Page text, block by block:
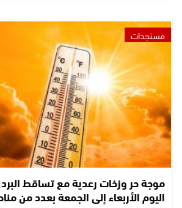
مستجدات
موجة حر وزخات رعدية مع تساقط
اليوم الأربعاء إلى الجمعة بعدد من